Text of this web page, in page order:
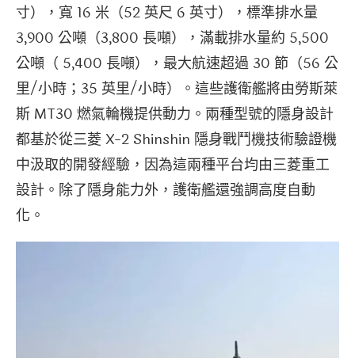
寸），寬 16 米（52 英尺 6 英寸），標準排水量
3,900 公噸（3,800 長噸），滿載排水量約 5,500
公噸（ 5,400 長噸），最大航速超過 30 節（56 公
里/小時；35 英里/小時）。這些護衛艦將由勞斯萊
斯 MT30 燃氣輪機提供動力。兩種型號的隱身設計
都基於從三菱 X-2 Shinshin 隱身戰鬥機技術驗證機
中汲取的開發經驗，因為這兩種平台均由三菱重工
設計。除了隱身能力外，護衛艦還強調高度自動
化。